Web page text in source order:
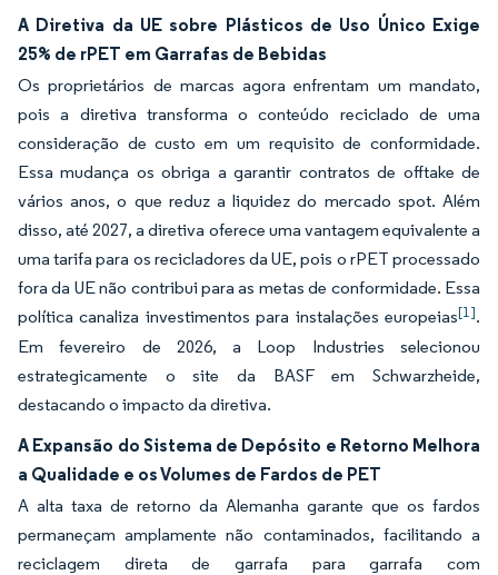
A Diretiva da UE sobre Plásticos de Uso Único Exige
25% de rPET em Garrafas de Bebidas
Os proprietários de marcas agora enfrentam um mandato,
pois a diretiva transforma o conteúdo reciclado de uma
consideração de custo em um requisito de conformidade.
Essa mudança os obriga a garantir contratos de offtake de
vários anos, o que reduz a liquidez do mercado spot. Além
disso, até 2027, a diretiva oferece uma vantagem equivalente a
uma tarifa para os recicladores da UE, pois o rPET processado
fora da UE não contribui para as metas de conformidade. Essa
política canaliza investimentos para instalações europeias[1].
Em fevereiro de 2026, a Loop Industries selecionou
estrategicamente o site da BASF em Schwarzheide,
destacando o impacto da diretiva.
A Expansão do Sistema de Depósito e Retorno Melhora
a Qualidade e os Volumes de Fardos de PET
A alta taxa de retorno da Alemanha garante que os fardos
permaneçam amplamente não contaminados, facilitando a
reciclagem direta de garrafa para garrafa com